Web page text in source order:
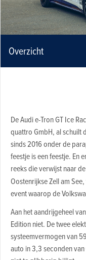
Overzicht
De Audi e-Tron GT Ice
quattro GmbH, al schuilt
sinds 2016 onder de
feestje is een feestje. En
reeks die verwijst naar
Oostenrijkse Zell am
event waarop de
Aan het aandrijgeheel
Edition niet. De twee
systeemvermogen van
auto in 3,3 seconden